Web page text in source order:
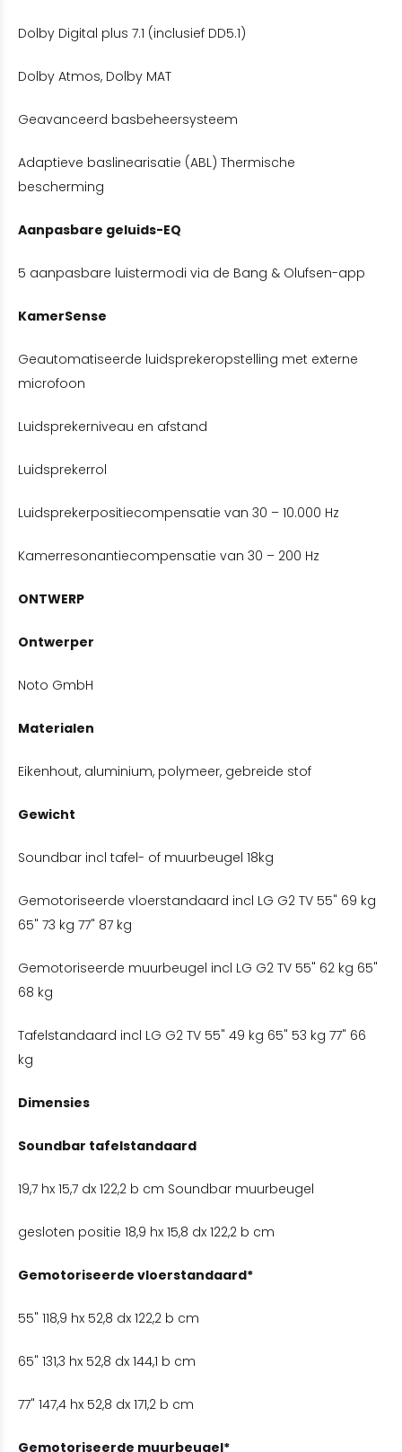
Dolby Digital plus 7.1 (inclusief DD5.1)
Dolby Atmos, Dolby MAT
Geavanceerd basbeheersysteem
Adaptieve baslinearisatie (ABL) Thermische
bescherming
Aanpasbare geluids-EQ
5 aanpasbare luistermodi via de Bang & Olufsen-app
KamerSense
Geautomatiseerde luidsprekeropstelling met externe
microfoon
Luidsprekerniveau en afstand
Luidsprekerrol
Luidsprekerpositiecompensatie van 30 – 10.000 Hz
Kamerresonantiecompensatie van 30 – 200 Hz
ONTWERP
Ontwerper
Noto GmbH
Materialen
Eikenhout, aluminium, polymeer, gebreide stof
Gewicht
Soundbar incl tafel- of muurbeugel 18kg
Gemotoriseerde vloerstandaard incl LG G2 TV 55" 69 kg
65" 73 kg 77" 87 kg
Gemotoriseerde muurbeugel incl LG G2 TV 55" 62 kg 65"
68 kg
Tafelstandaard incl LG G2 TV 55" 49 kg 65" 53 kg 77" 66
kg
Dimensies
Soundbar tafelstandaard
19,7 hx 15,7 dx 122,2 b cm Soundbar muurbeugel
gesloten positie 18,9 hx 15,8 dx 122,2 b cm
Gemotoriseerde vloerstandaard*
55" 118,9 hx 52,8 dx 122,2 b cm
65" 131,3 hx 52,8 dx 144,1 b cm
77" 147,4 hx 52,8 dx 171,2 b cm
Gemotoriseerde muurbeugel*